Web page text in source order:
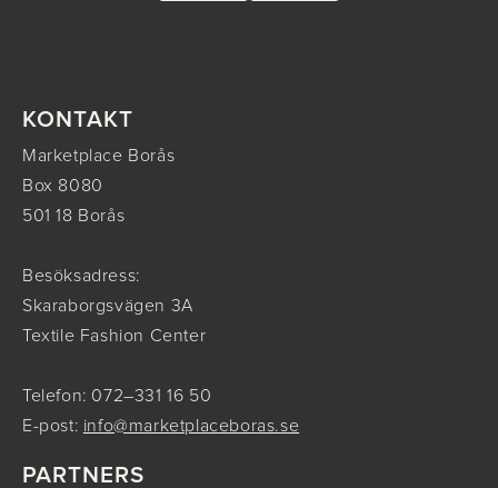
KONTAKT
Marketplace Borås
Box 8080
501 18 Borås
Besöksadress:
Skaraborgsvägen 3A
Textile Fashion Center
Telefon: 072–331 16 50
E-post: info@marketplaceboras.se
PARTNERS